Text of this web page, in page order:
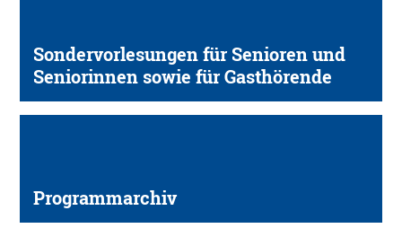
Sondervorlesungen für Senioren und
Seniorinnen sowie für Gasthörende
Programmarchiv